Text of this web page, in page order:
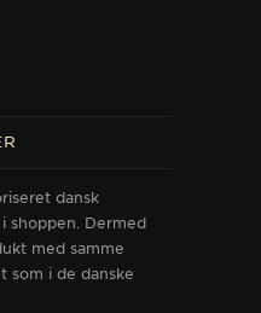
dansk
shoppen. Dermed
med samme
som i de danske